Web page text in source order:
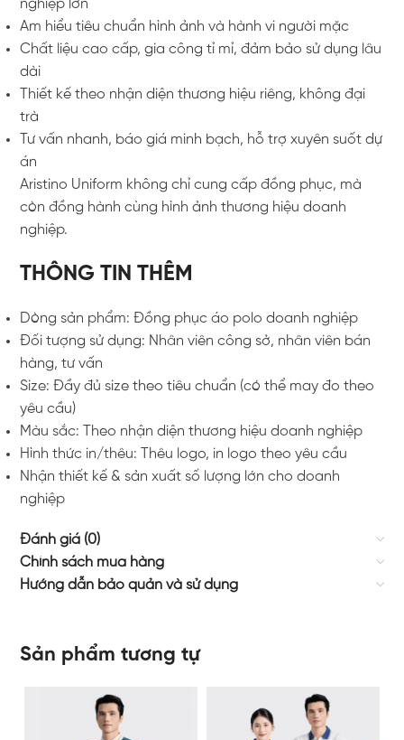
nghiệp lớn
Am hiểu tiêu chuẩn hình ảnh và hành vi người mặc
Chất liệu cao cấp, gia công tỉ mỉ, đảm bảo sử dụng lâu
dài
Thiết kế theo nhận diện thương hiệu riêng, không đại
trà
Tư vấn nhanh, báo giá minh bạch, hỗ trợ xuyên suốt dự
án
Aristino Uniform không chỉ cung cấp đồng phục, mà
còn đồng hành cùng hình ảnh thương hiệu doanh
nghiệp.
THÔNG TIN THÊM
Dòng sản phẩm: Đồng phục áo polo doanh nghiệp
Đối tượng sử dụng: Nhân viên công sở, nhân viên bán
hàng, tư vấn
Size: Đầy đủ size theo tiêu chuẩn (có thể may đo theo
yêu cầu)
Màu sắc: Theo nhận diện thương hiệu doanh nghiệp
Hình thức in/thêu: Thêu logo, in logo theo yêu cầu
Nhận thiết kế & sản xuất số lượng lớn cho doanh
nghiệp
Đánh giá (0)
Chính sách mua hàng
Hướng dẫn bảo quản và sử dụng
Sản phẩm tương tự